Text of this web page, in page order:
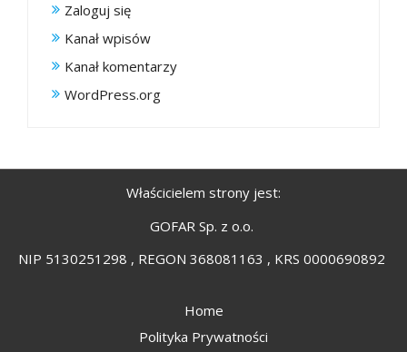
Zaloguj się
Kanał wpisów
Kanał komentarzy
WordPress.org
Właścicielem strony jest:
GOFAR Sp. z o.o.
NIP 5130251298 , REGON 368081163 , KRS 0000690892
Home
Polityka Prywatności